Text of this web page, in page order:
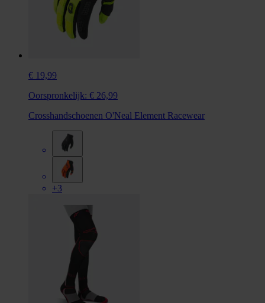
€ 19,99
Oorspronkelijk: € 26,99
Crosshandschoenen O'Neal Element Racewear
+3